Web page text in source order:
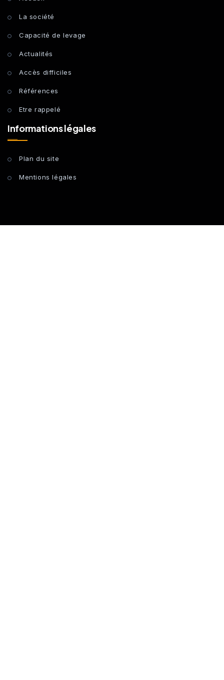
La société
Capacité de levage
Actualités
Accès difficiles
Références
Etre rappelé
Informations légales
Plan du site
Mentions légales